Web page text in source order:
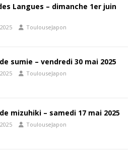
Langues – dimanche 1er juin
ToulouseJapon
sumie – vendredi 30 mai 2025
ToulouseJapon
mizuhiki – samedi 17 mai 2025
ToulouseJapon